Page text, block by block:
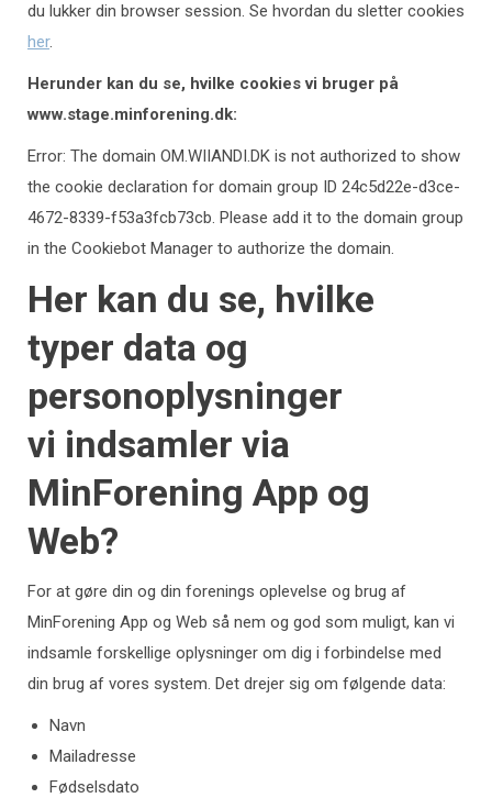
du lukker din browser session. Se hvordan du sletter cookies
her.
Herunder kan du se, hvilke cookies vi bruger på
www.stage.minforening.dk:
Error: The domain OM.WIIANDI.DK is not authorized to show
the cookie declaration for domain group ID 24c5d22e-d3ce-
4672-8339-f53a3fcb73cb. Please add it to the domain group
in the Cookiebot Manager to authorize the domain.
Her kan du se, hvilke
typer data og
personoplysninger
vi indsamler via
MinForening App og
Web?
For at gøre din og din forenings oplevelse og brug af
MinForening App og Web så nem og god som muligt, kan vi
indsamle forskellige oplysninger om dig i forbindelse med
din brug af vores system. Det drejer sig om følgende data:
Navn
Mailadresse
Fødselsdato